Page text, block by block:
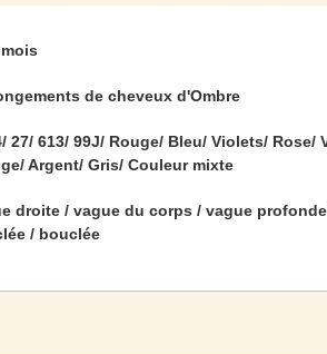
de cheveux d'Ombre
27/ 613/ 99J/ Rouge/ Bleu/ Violets/ Rose/
Argent/ Gris/ Couleur mixte
droite / vague du corps / vague
/ bouclée